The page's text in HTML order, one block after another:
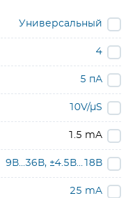
Универсальный
4
5 пА
10V/µS
1.5 mA
9В…36В, ±4.5В…18В
25 mA